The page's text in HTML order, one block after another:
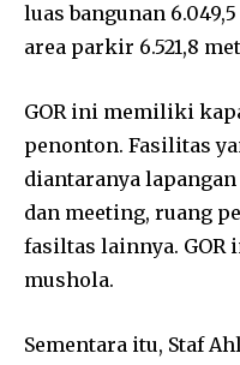
luas bangunan
area parkir 6.521,8
GOR ini memiliki
penonton. Fasilitas
diantaranya
dan meeting, ruang
fasiltas lainnya. GOR
mushola.
Sementara itu, Staf